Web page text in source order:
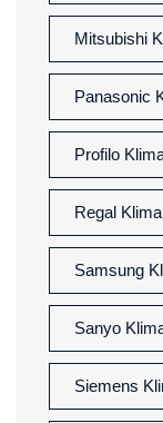
Mitsubishi
Panasonic
Profilo
Regal
Samsung
Sanyo
Siemens